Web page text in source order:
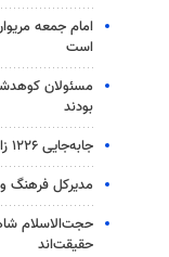
امام جمعه
است
مسئولان
بودند
جابه‌جایی ۱۲۲۶ زائر یزدی از طریق پروازهای اربعین فرودگاه شهید صدوقی
مدیرکل فرهنگ و
حجت‌الاسلام
حقیقت‌اند